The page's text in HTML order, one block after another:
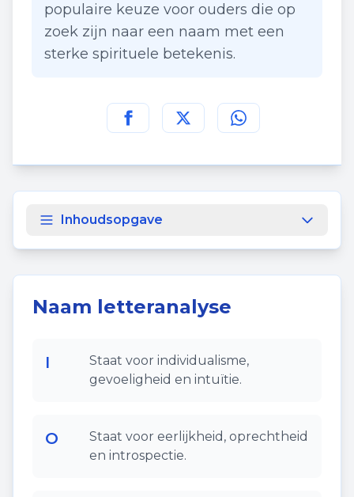
populaire keuze voor ouders die op
zoek zijn naar een naam met een
sterke spirituele betekenis.
Deel deze pagina op
Deel deze pagina op
Deel deze pagina
Inhoudsopgave
Naam letteranalyse
I
Staat voor individualisme,
gevoeligheid en intuïtie.
O
Staat voor eerlijkheid, oprechtheid
en introspectie.